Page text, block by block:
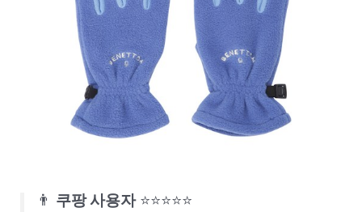
👨 쿠팡 사용자 ⭐⭐⭐⭐⭐